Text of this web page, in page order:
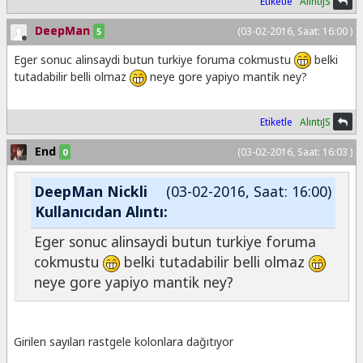
</script>
<div id="page" width="25%">
<?php
if (isset($_POST ) && !empty($_POST )) {
echo'<pre>'
;
$kolon= $_POST['kolon' ];
$output= Array();
for
++) {
$rnd=rand(0,21);
if(in_array($_POST['sayi']
],
$j--;
} else {
$output [] =$_POST['sayi'][$rnd
echo $_POST['sayi'][$rnd] ."|";
}
echo"<br>";
}
(03-02-2016, Saat: 16:00 )
DeepMan 5
Eger sonuc alinsaydi butun turkiye foruma cokmustu
belki
tutadabilir belli olmaz
neye gore yapiyo mantik ney?
Etiketle AlıntıJS
(03-02-2016, Saat: 16:03 )
End 0
(03-02-2016, Saat: 16:00)
DeepMan Nickli
Kullanıcıdan Alıntı:
Eger sonuc alinsaydi butun turkiye foruma
cokmustu
belki tutadabilir belli olmaz
neye gore yapiyo mantik ney?
Girilen sayıları rastgele kolonlara dağıtıyor